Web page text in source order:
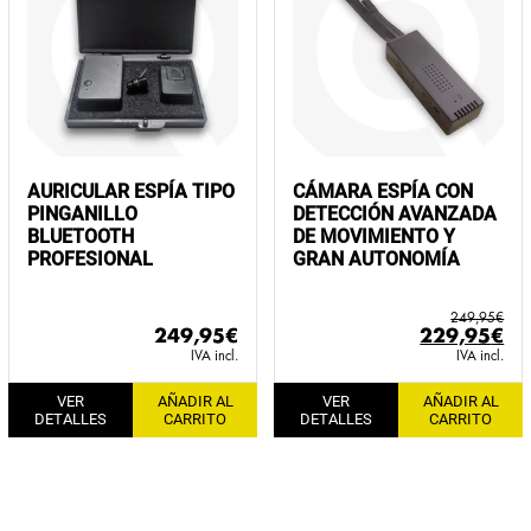
AURICULAR ESPÍA TIPO
PINGANILLO
BLUETOOTH
PROFESIONAL
249,95€
IVA incl.
VER
DETALLES
AÑADIR AL
CARRITO
CÁMARA ESPÍA CON
DETECCIÓN AVANZADA
DE MOVIMIENTO Y
GRAN AUTONOMÍA
249,95€
El
precio
original
era:
249,95€.
229,95€
IVA incl.
VER
DETALLES
AÑADIR AL
CARRITO